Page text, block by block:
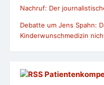
Nachruf: Der
Debatte um Jens Spahn:
Kinderwunschmedizin